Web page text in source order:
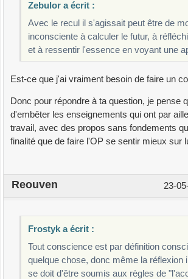
Zebulor a écrit :
Avec le recul il s'agissait peut être de
inconsciente à calculer le futur, à
et à ressentir l'essence en voyant une
Est-ce que j'ai vraiment besoin de faire un
Donc pour répondre à ta question, je pense
d'embêter les enseignements qui ont par
travail, avec des propos sans fondements
finalité que de faire l'OP se sentir mieux sur
23-
Reouven
Frostyk a écrit :
Tout conscience est par définition
quelque chose, donc même la réflexion
se doit d'être soumis aux règles de